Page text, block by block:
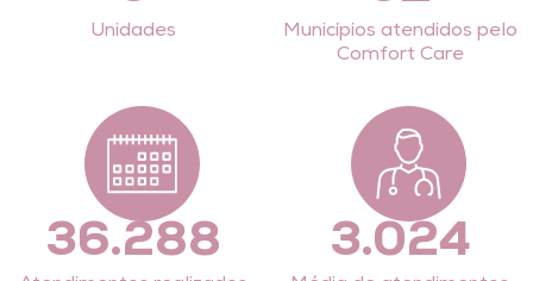
Unidades
Municípios atendidos pelo
Comfort Care
64.800 5.400